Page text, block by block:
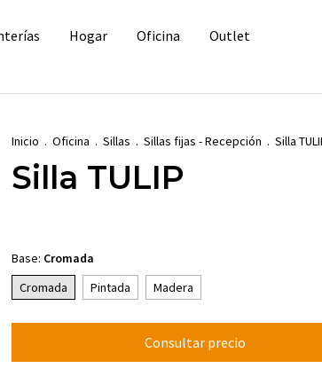
Hogar Oficina Outlet
Inicio . Oficina . Sillas . Sillas fijas - Recepción . Silla
Silla TULIP
Base: Cromada
Cromada
Pintada Madera